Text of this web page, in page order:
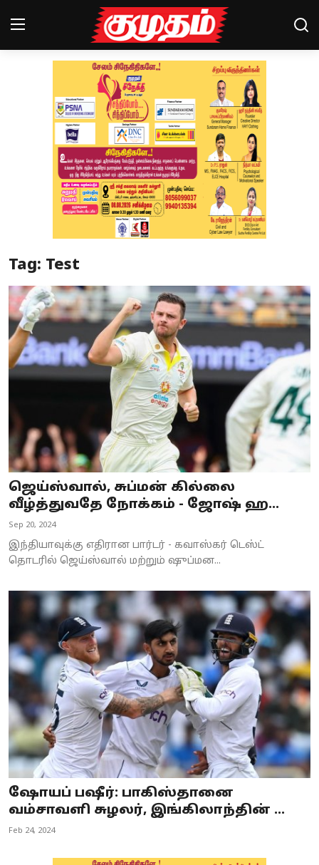
Magazines
Special Story
Business
Crime
National
World
Astrology
Spirituality
Weather
Politics
Tag: Test
ஜெய்ஸ்வால், சுப்மன் கில்லை
வீழ்த்துவதே நோக்கம் - ஜோஷ் ஹ...
Sep 20, 2024
இந்தியாவுக்கு எதிரான பார்டர் - கவாஸ்கர் டெஸ்ட்
தொடரில் ஜெய்ஸ்வால் மற்றும் ஷுப்மன...
ஷோயப் பஷீர்: பாகிஸ்தானை
வம்சாவளி சுழலர், இங்கிலாந்தின் ...
Feb 24, 2024